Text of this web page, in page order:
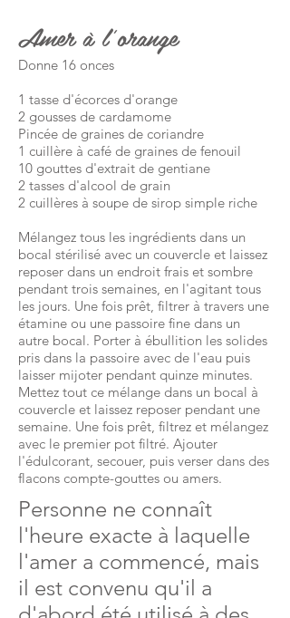
Amer à l'orange
Donne 16 onces
1 tasse d'écorces d'orange
2 gousses de cardamome
Pincée de graines de coriandre
1 cuillère à café de graines de fenouil
10 gouttes d'extrait de gentiane
2 tasses d'alcool de grain
2 cuillères à soupe de sirop simple riche
Mélangez tous les ingrédients dans un
bocal stérilisé avec un couvercle et laissez
reposer dans un endroit frais et sombre
pendant trois semaines, en l'agitant tous
les jours. Une fois prêt, filtrer à travers une
étamine ou une passoire fine dans un
autre bocal. Porter à ébullition les solides
pris dans la passoire avec de l'eau puis
laisser mijoter pendant quinze minutes.
Mettez tout ce mélange dans un bocal à
couvercle et laissez reposer pendant une
semaine. Une fois prêt, filtrez et mélangez
avec le premier pot filtré. Ajouter
l'édulcorant, secouer, puis verser dans des
flacons compte-gouttes ou amers.
Personne ne connaît
l'heure exacte à laquelle
l'amer a commencé, mais
il est convenu qu'il a